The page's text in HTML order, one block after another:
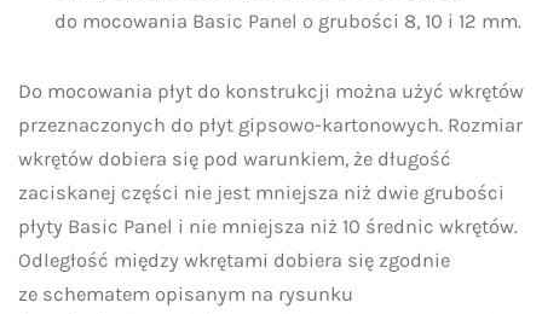
do mocowania Basic Panel o grubości 8, 10 i 12 mm.
Do mocowania płyt do konstrukcji można użyć wkrętów
przeznaczonych do płyt gipsowo-kartonowych. Rozmiar
wkrętów dobiera się pod warunkiem, że długość
zaciskanej części nie jest mniejsza niż dwie grubości
płyty Basic Panel i nie mniejsza niż 10 średnic wkrętów.
Odległość między wkrętami dobiera się zgodnie
ze schematem opisanym na rysunku